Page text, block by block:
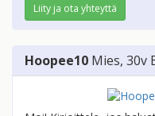
Liity ja ota yhteyttä
Hoopee10 Mies, 30v